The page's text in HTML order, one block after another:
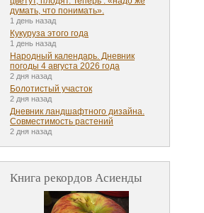
думать, что понимать».
1 день назад
Кукуруза этого года
1 день назад
Народный календарь. Дневник
погоды 4 августа 2026 года
2 дня назад
Болотистый участок
2 дня назад
Дневник ландшафтного дизайна.
Совместимость растений
2 дня назад
Книга рекордов Асиенды